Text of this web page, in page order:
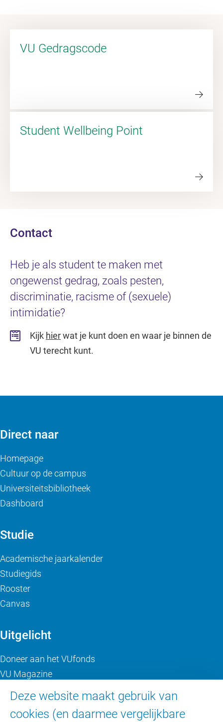
VU Gedragscode
Student Wellbeing Point
Contact
Heb je als student te maken met
ongewenst gedrag, zoals pesten,
discriminatie, racisme of (sexuele)
intimidatie?
Kijk hierwat je kunt doen en waar je binnen de
VU terecht kunt.
Deze website maakt gebruik van
cookies (en daarmee vergelijkbare
Direct naar
Homepage
Cultuur op de campus
Universiteitsbibliotheek
Dashboard
Studie
Academische jaarkalender
Studiegids
Rooster
Canvas
Uitgelicht
Doneer aan het VUfonds
VU Magazine